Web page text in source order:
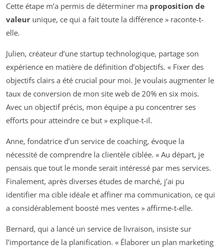
Cette étape m’a permis de déterminer ma proposition de
valeur unique, ce qui a fait toute la différence » raconte-t-
elle.
Julien, créateur d’une startup technologique, partage son
expérience en matière de définition d’objectifs. « Fixer des
objectifs clairs a été crucial pour moi. Je voulais augmenter le
taux de conversion de mon site web de 20% en six mois.
Avec un objectif précis, mon équipe a pu concentrer ses
efforts pour atteindre ce but » explique-t-il.
Anne, fondatrice d’un service de coaching, évoque la
nécessité de comprendre la clientèle ciblée. « Au départ, je
pensais que tout le monde serait intéressé par mes services.
Finalement, après diverses études de marché, j’ai pu
identifier ma cible idéale et affiner ma communication, ce qui
a considérablement boosté mes ventes » affirme-t-elle.
Bernard, qui a lancé un service de livraison, insiste sur
l’importance de la planification. « Élaborer un plan marketing